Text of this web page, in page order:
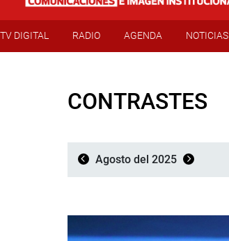
TV DIGITAL RADIO AGENDA NOTICIAS
CONTRASTES
Agosto del 2025